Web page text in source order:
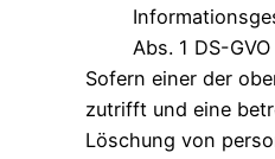
Abs. 1 DS-
Sofern einer der
zutrifft und eine
Löschung von